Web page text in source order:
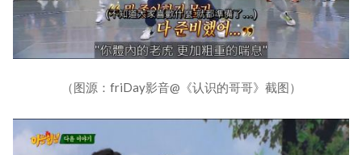
（图源：friDay影音@《认识的哥哥》截图）